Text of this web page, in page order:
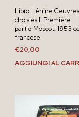
Libro Lénine Ceuvres
choisies II Première
partie Moscou 1953
francese
€20,00
AGGIUNGI AL